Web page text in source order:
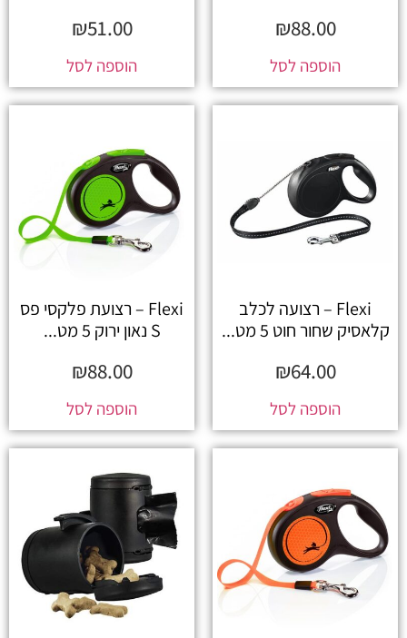
₪88.00
הוספה לסל
₪51.00
הוספה לסל
Flexi – רצועה לכלב
קלאסיק שחור חוט 5 מט...
₪64.00
הוספה לסל
Flexi – רצועת פלקסי פס
S נאון ירוק 5 מט...
₪88.00
הוספה לסל